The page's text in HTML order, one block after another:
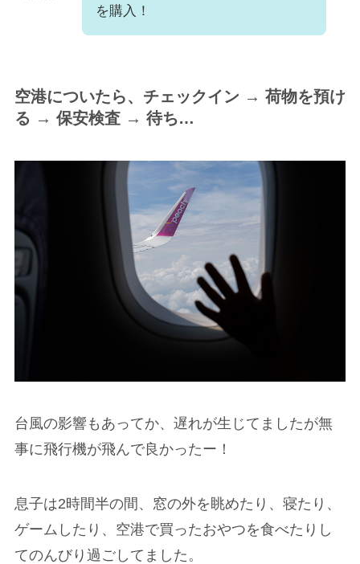
を購入！
空港についたら、チェックイン → 荷物を預け
る → 保安検査 → 待ち…
台風の影響もあってか、遅れが生じてましたが無
事に飛行機が飛んで良かったー！
息子は2時間半の間、窓の外を眺めたり、寝たり、
ゲームしたり、空港で買ったおやつを食べたりし
てのんびり過ごしてました。